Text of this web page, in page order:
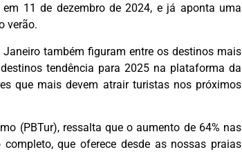
11 de dezembro de 2024, e já aponta uma
verão.
também figuram entre os destinos mais
tendência para 2025 na plataforma da
que mais devem atrair turistas nos próximos
(PBTur), ressalta que o aumento de 64% nas
que oferece desde as nossas praias